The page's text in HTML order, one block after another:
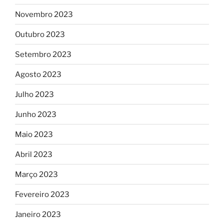
Novembro 2023
Outubro 2023
Setembro 2023
Agosto 2023
Julho 2023
Junho 2023
Maio 2023
Abril 2023
Março 2023
Fevereiro 2023
Janeiro 2023